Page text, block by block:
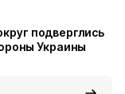
подверглись
Украины